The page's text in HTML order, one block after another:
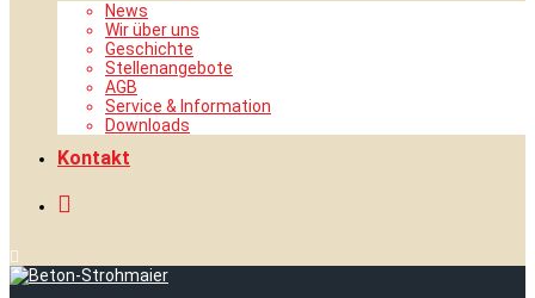
News
Wir über uns
Geschichte
Stellenangebote
AGB
Service & Information
Downloads
Kontakt